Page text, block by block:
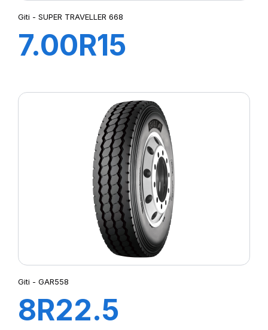
Giti - SUPER TRAVELLER 668
7.00R15
SUPER
TRAVELLER 668
Giti - GAR558
8R22.5